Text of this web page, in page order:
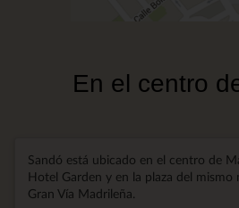
En el centro
Sandó está ubicado en el centro de
Hotel Garden y en la plaza del mismo
Gran Vía Madrileña.